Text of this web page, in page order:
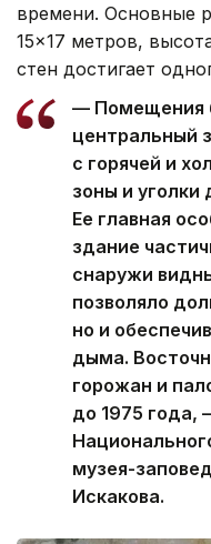
времени. Основные
15×17 метров,
стен достигает
— Помещения
центральный
с горячей и
зоны и уголки
Ее главная
здание
снаружи
позволяло
но и
дыма.
горожан и
до 1975 года,
музея-
Искакова.